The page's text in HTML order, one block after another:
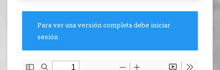
Para ver una versión completa debe iniciar
sesión